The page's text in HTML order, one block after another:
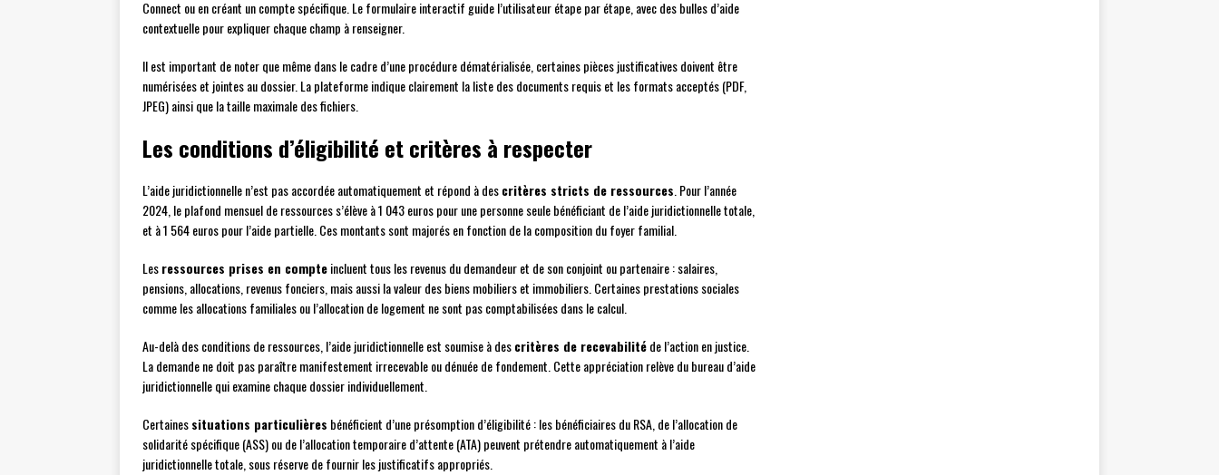
Connect ou en créant un compte spécifique. Le formulaire interactif guide l’utilisateur étape par étape, avec des bulles d’aide
contextuelle pour expliquer chaque champ à renseigner.
Il est important de noter que même dans le cadre d’une procédure dématérialisée, certaines pièces justificatives doivent être
numérisées et jointes au dossier. La plateforme indique clairement la liste des documents requis et les formats acceptés (PDF,
JPEG) ainsi que la taille maximale des fichiers.
Les conditions d’éligibilité et critères à respecter
L’aide juridictionnelle n’est pas accordée automatiquement et répond à descritères stricts de ressources . Pour l’année
2024, le plafond mensuel de ressources s’élève à 1 043 euros pour une personne seule bénéficiant de l’aide juridictionnelle totale,
et à 1 564 euros pour l’aide partielle. Ces montants sont majorés en fonction de la composition du foyer familial.
Lesressources prises en compteincluent tous les revenus du demandeur et de son conjoint ou partenaire : salaires,
pensions, allocations, revenus fonciers, mais aussi la valeur des biens mobiliers et immobiliers. Certaines prestations sociales
comme les allocations familiales ou l’allocation de logement ne sont pas comptabilisées dans le calcul.
Au-delà des conditions de ressources, l’aide juridictionnelle est soumise à descritères de recevabilitéde l’action en justice.
La demande ne doit pas paraître manifestement irrecevable ou dénuée de fondement. Cette appréciation relève du bureau d’aide
juridictionnelle qui examine chaque dossier individuellement.
Certainessituations particulières bénéficient d’une présomption d’éligibilité : les bénéficiaires du RSA, de l’allocation de
solidarité spécifique (ASS) ou de l’allocation temporaire d’attente (ATA) peuvent prétendre automatiquement à l’aide
juridictionnelle totale, sous réserve de fournir les justificatifs appropriés.